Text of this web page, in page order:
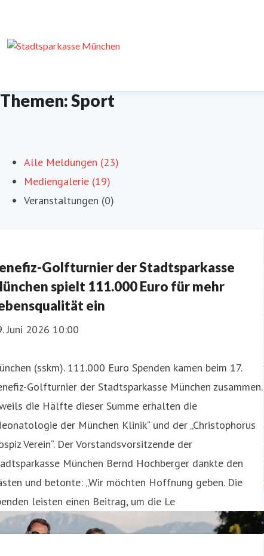
Themen: Sport
Alle Meldungen (23)
Mediengalerie (19)
Veranstaltungen (0)
Golfturnier der Stadtsparkasse
spielt 111.000 Euro für mehr
ein
Juni 2026 10:00
(sskm). 111.000 Euro Spenden kamen beim 17.
Golfturnier der Stadtsparkasse München zusammen.
die Hälfte dieser Summe erhalten die
der München Klinik“ und der „Christophorus
Verein“. Der Vorstandsvorsitzende der
München Bernd Hochberger dankte den
und betonte: „Wir möchten Hoffnung geben. Die
leisten einen Beitrag, um die Le